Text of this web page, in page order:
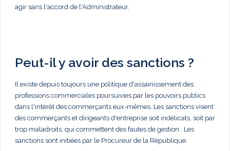
agir sans l'accord de l'Administrateur.
Peut-il y avoir des sanctions ?
Il existe depuis toujours une politique d'assainissement des
professions commerciales poursuivies par les pouvoirs publics
dans l'intérêt des commerçants eux-mêmes. Les sanctions visent
des commerçants et dirigeants d'entreprise soit indélicats, soit par
trop maladroits, qui commettent des fautes de gestion . Les
sanctions sont initiées par le Procureur de la République.